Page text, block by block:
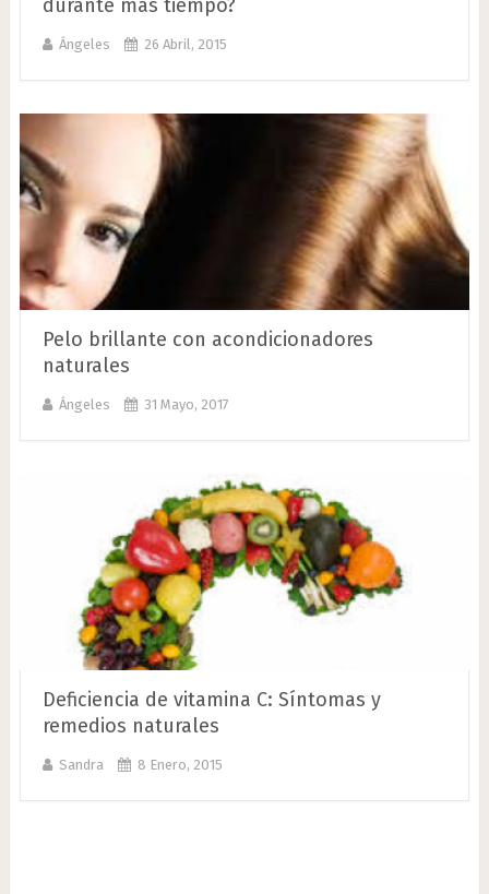
durante más tiempo?
Ángeles 26 Abril, 2015
Pelo brillante con acondicionadores
naturales
Ángeles 31 Mayo, 2017
Deficiencia de vitamina C: Síntomas y
remedios naturales
Sandra 8 Enero, 2015